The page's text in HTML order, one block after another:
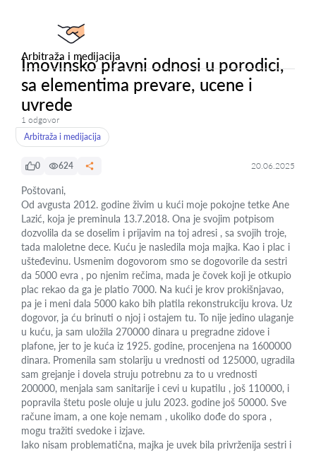
Arbitraža i medijacija
Imovinsko pravni odnosi u porodici,
sa elementima prevare, ucene i
uvrede
1 odgovor
Arbitraža i medijacija
0 624 20.06.2025
Poštovani,
Od avgusta 2012. godine živim u kući moje pokojne tetke Ane
Lazić, koja je preminula 13.7.2018. Ona je svojim potpisom
dozvolila da se doselim i prijavim na toj adresi , sa svojih troje,
tada maloletne dece. Kuću je nasledila moja majka. Kao i plac i
ušteđevinu. Usmenim dogovorom smo se dogovorile da sestri
da 5000 evra , po njenim rečima, mada je čovek koji je otkupio
plac rekao da ga je platio 7000. Na kući je krov prokišnjavao,
pa je i meni dala 5000 kako bih platila rekonstrukciju krova. Uz
dogovor, ja ću brinuti o njoj i ostajem tu. To nije jedino ulaganje
u kuću, ja sam uložila 270000 dinara u pregradne zidove i
plafone, jer to je kuća iz 1925. godine, procenjena na 1600000
dinara. Promenila sam stolariju u vrednosti od 125000, ugradila
sam grejanje i dovela struju potrebnu za to u vrednosti
200000, menjala sam sanitarije i cevi u kupatilu , još 110000, i
popravila štetu posle oluje u julu 2023. godine još 50000. Sve
račune imam, a one koje nemam , ukoliko dođe do spora ,
mogu tražiti svedoke i izjave.
Iako nisam problematična, majka je uvek bila privrženija sestri i